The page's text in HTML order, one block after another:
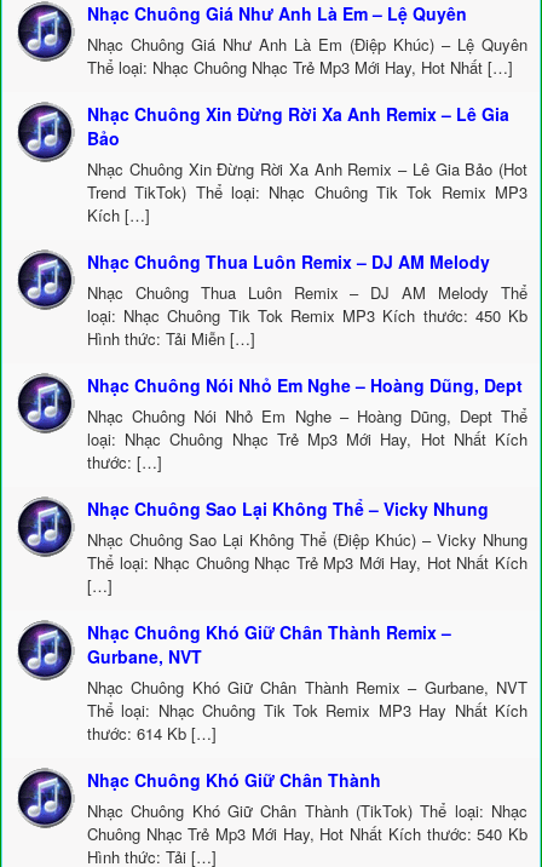
Nhạc Chuông Giá Như Anh Là Em – Lệ Quyên
Nhạc Chuông Giá Như Anh Là Em (Điệp Khúc) – Lệ Quyên
Thể loại: Nhạc Chuông Nhạc Trẻ Mp3 Mới Hay, Hot Nhất […]
Nhạc Chuông Xin Đừng Rời Xa Anh Remix – Lê Gia
Bảo
Nhạc Chuông Xin Đừng Rời Xa Anh Remix – Lê Gia Bảo (Hot
Trend TikTok) Thể loại: Nhạc Chuông Tik Tok Remix MP3
Kích […]
Nhạc Chuông Thua Luôn Remix – DJ AM Melody
Nhạc Chuông Thua Luôn Remix – DJ AM Melody Thể
loại: Nhạc Chuông Tik Tok Remix MP3 Kích thước: 450 Kb
Hình thức: Tải Miễn […]
Nhạc Chuông Nói Nhỏ Em Nghe – Hoàng Dũng, Dept
Nhạc Chuông Nói Nhỏ Em Nghe – Hoàng Dũng, Dept Thể
loại: Nhạc Chuông Nhạc Trẻ Mp3 Mới Hay, Hot Nhất Kích
thước: […]
Nhạc Chuông Sao Lại Không Thể – Vicky Nhung
Nhạc Chuông Sao Lại Không Thể (Điệp Khúc) – Vicky Nhung
Thể loại: Nhạc Chuông Nhạc Trẻ Mp3 Mới Hay, Hot Nhất Kích
[…]
Nhạc Chuông Khó Giữ Chân Thành Remix –
Gurbane, NVT
Nhạc Chuông Khó Giữ Chân Thành Remix – Gurbane, NVT
Thể loại: Nhạc Chuông Tik Tok Remix MP3 Hay Nhất Kích
thước: 614 Kb […]
Nhạc Chuông Khó Giữ Chân Thành
Nhạc Chuông Khó Giữ Chân Thành (TikTok) Thể loại: Nhạc
Chuông Nhạc Trẻ Mp3 Mới Hay, Hot Nhất Kích thước: 540 Kb
Hình thức: Tải […]